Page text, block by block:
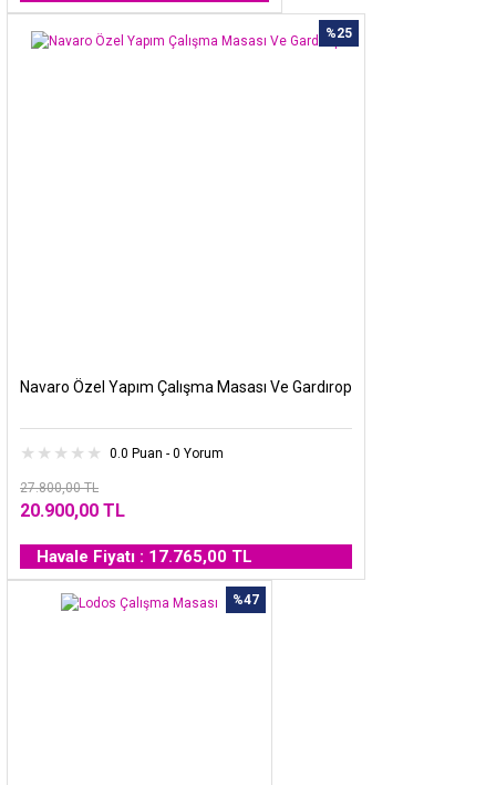
%25
Navaro Özel Yapım Çalışma Masası Ve Gardırop
0.0 Puan - 0 Yorum
27.800,00 TL
20.900,00 TL
Havale Fiyatı : 17.765,00 TL
%47